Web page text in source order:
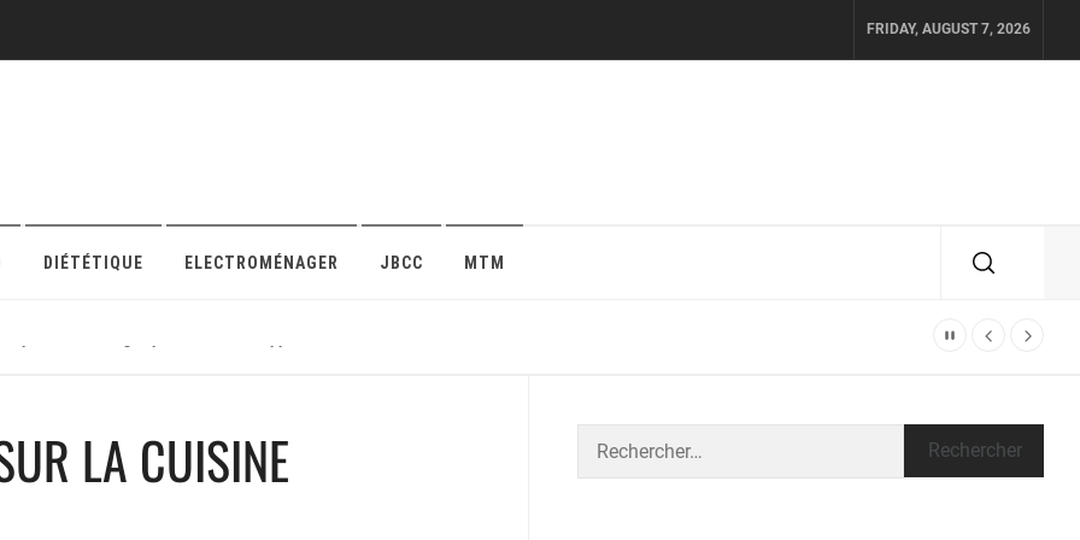
FRIDAY, AUGUST 7, 2026
DIÉTÉTIQUE ELECTROMÉNAGER JBCC MTM
protection en ligne pour maison ou appartement
LA CUISINE